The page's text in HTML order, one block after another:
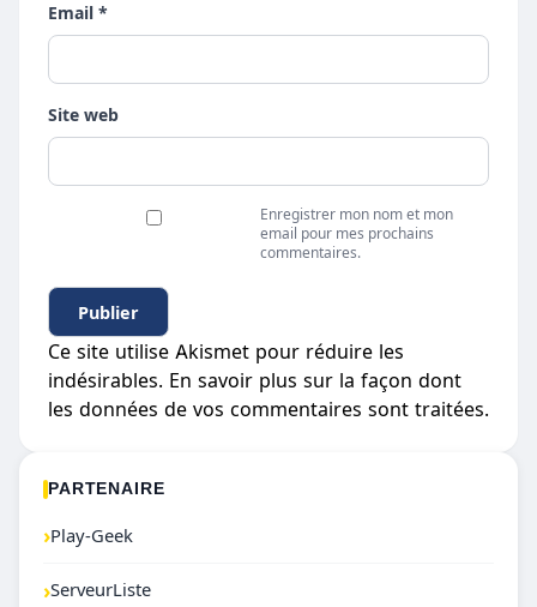
Email *
Site web
Enregistrer mon nom et mon
email pour mes prochains
commentaires.
Ce site utilise Akismet pour réduire les
indésirables. En savoir plus sur la façon dont
les données de vos commentaires sont traitées.
PARTENAIRE
›Play-Geek
›ServeurListe